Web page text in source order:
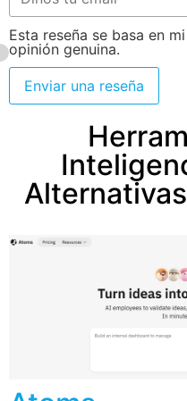
Esta reseña se basa en
opinión genuina.
Enviar una reseña